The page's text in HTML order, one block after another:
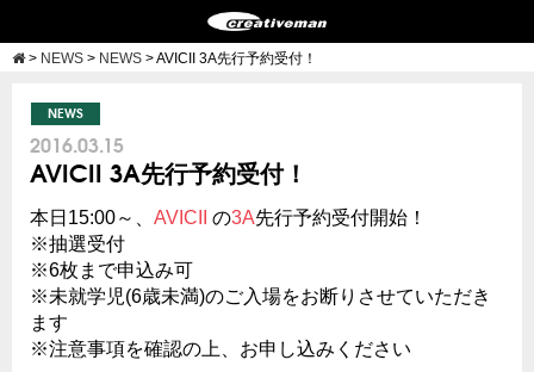
> NEWS > NEWS >AVICII 3A先行予約受付！
NEWS
2016.03.15
AVICII 3A先行予約受付！
本日15:00～、 AVICII の3A先行予約受付開始！
※抽選受付
※6枚まで申込み可
※未就学児(6歳未満)のご入場をお断りさせていただき
ます
※注意事項を確認の上、お申し込みください